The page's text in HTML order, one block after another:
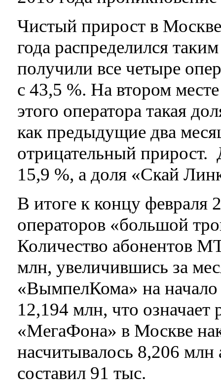
Чистый прирост в Москве
года распределился
получили все четыре
с 43,5 %. На втором
этого оператора такая
как предыдущие два
отрицательный
15,9 %, а доля «Скай
В итоге к концу февраля
операторов «большой
Количество абонентов
млн, увеличившись за
«ВымпелКома» на
12,194 млн, что означает
«МегаФона» в Москве
насчитывалось 8,206
составил 91 тыс.